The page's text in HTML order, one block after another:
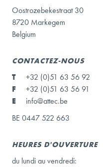
Oostrozebekestraat 30
8720 Markegem
Belgium
CONTACTEZ-NOUS
T
+32 (0)51 63 56 92
F
+32 (0)51 63 56 91
E
info@attec.be
BE 0447 522 663
HEURES D'OUVERTURE
du lundi au vendredi: